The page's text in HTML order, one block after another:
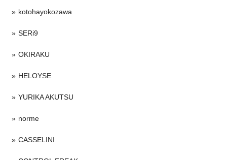
kotohayokozawa
SERi9
OKIRAKU
HELOYSE
YURIKA AKUTSU
norme
CASSELINI